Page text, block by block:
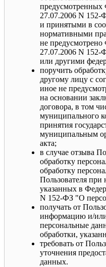
предусмотренных
27.07.2006 N
и принятыми в
нормативными
не
27.07.2006 N
или другими
поручить
другому лицу с
иное не
на основании
договора, в том
муниципального
принятия
муниципальным
акта;
в случае отзыва
обработку
обработку
Пользователя при
указанных в
N 152-ФЗ "О
получать от
информацию и/
персональные
обработки,
требовать от
уточнения
данных.